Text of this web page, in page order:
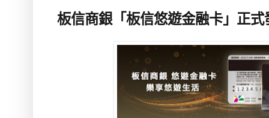
板信商銀「板信悠遊金融卡」正式